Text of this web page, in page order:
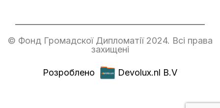
Розроблено Devolux.nl B.V
© Фонд Громадскої Дипломатії 2024. Всі права
захищені